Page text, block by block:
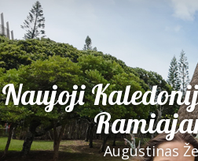
Naujoji
Augustinas